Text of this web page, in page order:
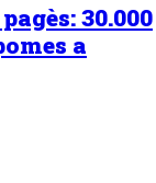
30.000
a